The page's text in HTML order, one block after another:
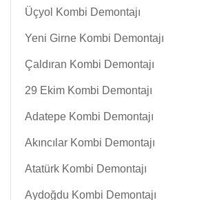
Üçyol Kombi Demontajı
Yeni Girne Kombi Demontajı
Çaldıran Kombi Demontajı
29 Ekim Kombi Demontajı
Adatepe Kombi Demontajı
Akıncılar Kombi Demontajı
Atatürk Kombi Demontajı
Aydoğdu Kombi Demontajı